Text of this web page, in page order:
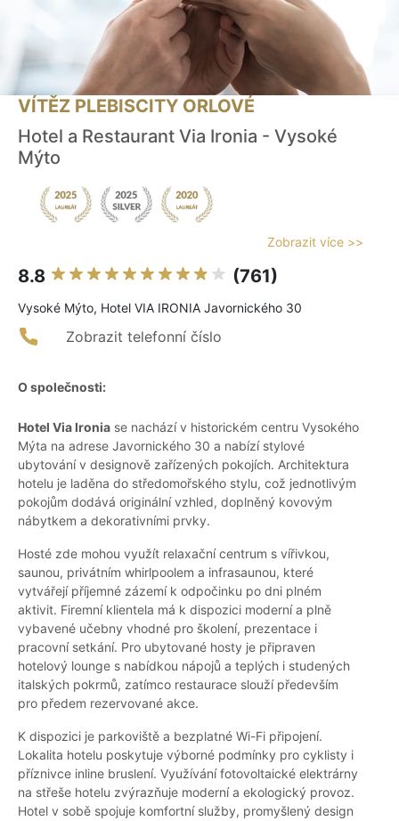
VÍTĚZ PLEBISCITY ORLOVÉ
Hotel a Restaurant Via Ironia - Vysoké
Mýto
Zobrazit více >>
8.8 (761)
Vysoké Mýto, Hotel VIA IRONIA Javornického 30
Zobrazit telefonní číslo
O společnosti:
Hotel Via Ironia se nachází v historickém centru Vysokého
Mýta na adrese Javornického 30 a nabízí stylové
ubytování v designově zařízených pokojích. Architektura
hotelu je laděna do středomořského stylu, což jednotlivým
pokojům dodává originální vzhled, doplněný kovovým
nábytkem a dekorativními prvky.
Hosté zde mohou využít relaxační centrum s vířivkou,
saunou, privátním whirlpoolem a infrasaunou, které
vytvářejí příjemné zázemí k odpočinku po dni plném
aktivit. Firemní klientela má k dispozici moderní a plně
vybavené učebny vhodné pro školení, prezentace i
pracovní setkání. Pro ubytované hosty je připraven
hotelový lounge s nabídkou nápojů a teplých i studených
italských pokrmů, zatímco restaurace slouží především
pro předem rezervované akce.
K dispozici je parkoviště a bezplatné Wi-Fi připojení.
Lokalita hotelu poskytuje výborné podmínky pro cyklisty i
příznivce inline bruslení. Využívání fotovoltaické elektrárny
na střeše hotelu zvýrazňuje moderní a ekologický provoz.
Hotel v sobě spojuje komfortní služby, promyšlený design